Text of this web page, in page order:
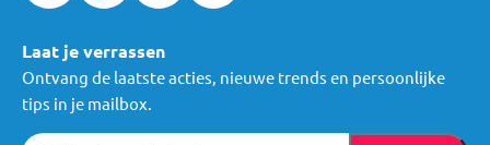
Laat je verrassen
Ontvang de laatste acties, nieuwe trends en persoonlijke
tips in je mailbox.